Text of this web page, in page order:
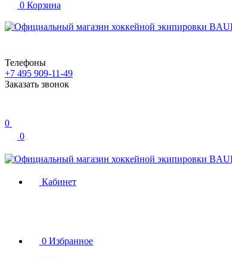
0 Корзина
Телефоны
+7 495 909-11-49
Заказать звонок
0
0
Кабинет
0 Избранное